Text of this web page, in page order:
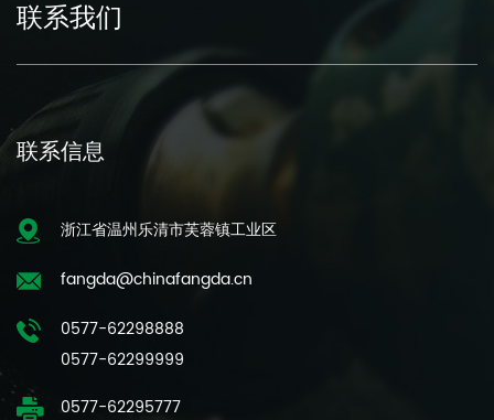
联系我们
联系信息
浙江省温州乐清市芙蓉镇工业区
fangda@chinafangda.cn
0577-62298888
0577-62299999
0577-62295777